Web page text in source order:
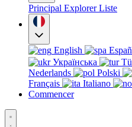
Principal ExplorerListe
English
Українська
Nederlands
Polski
Français
Italiano
Commencer